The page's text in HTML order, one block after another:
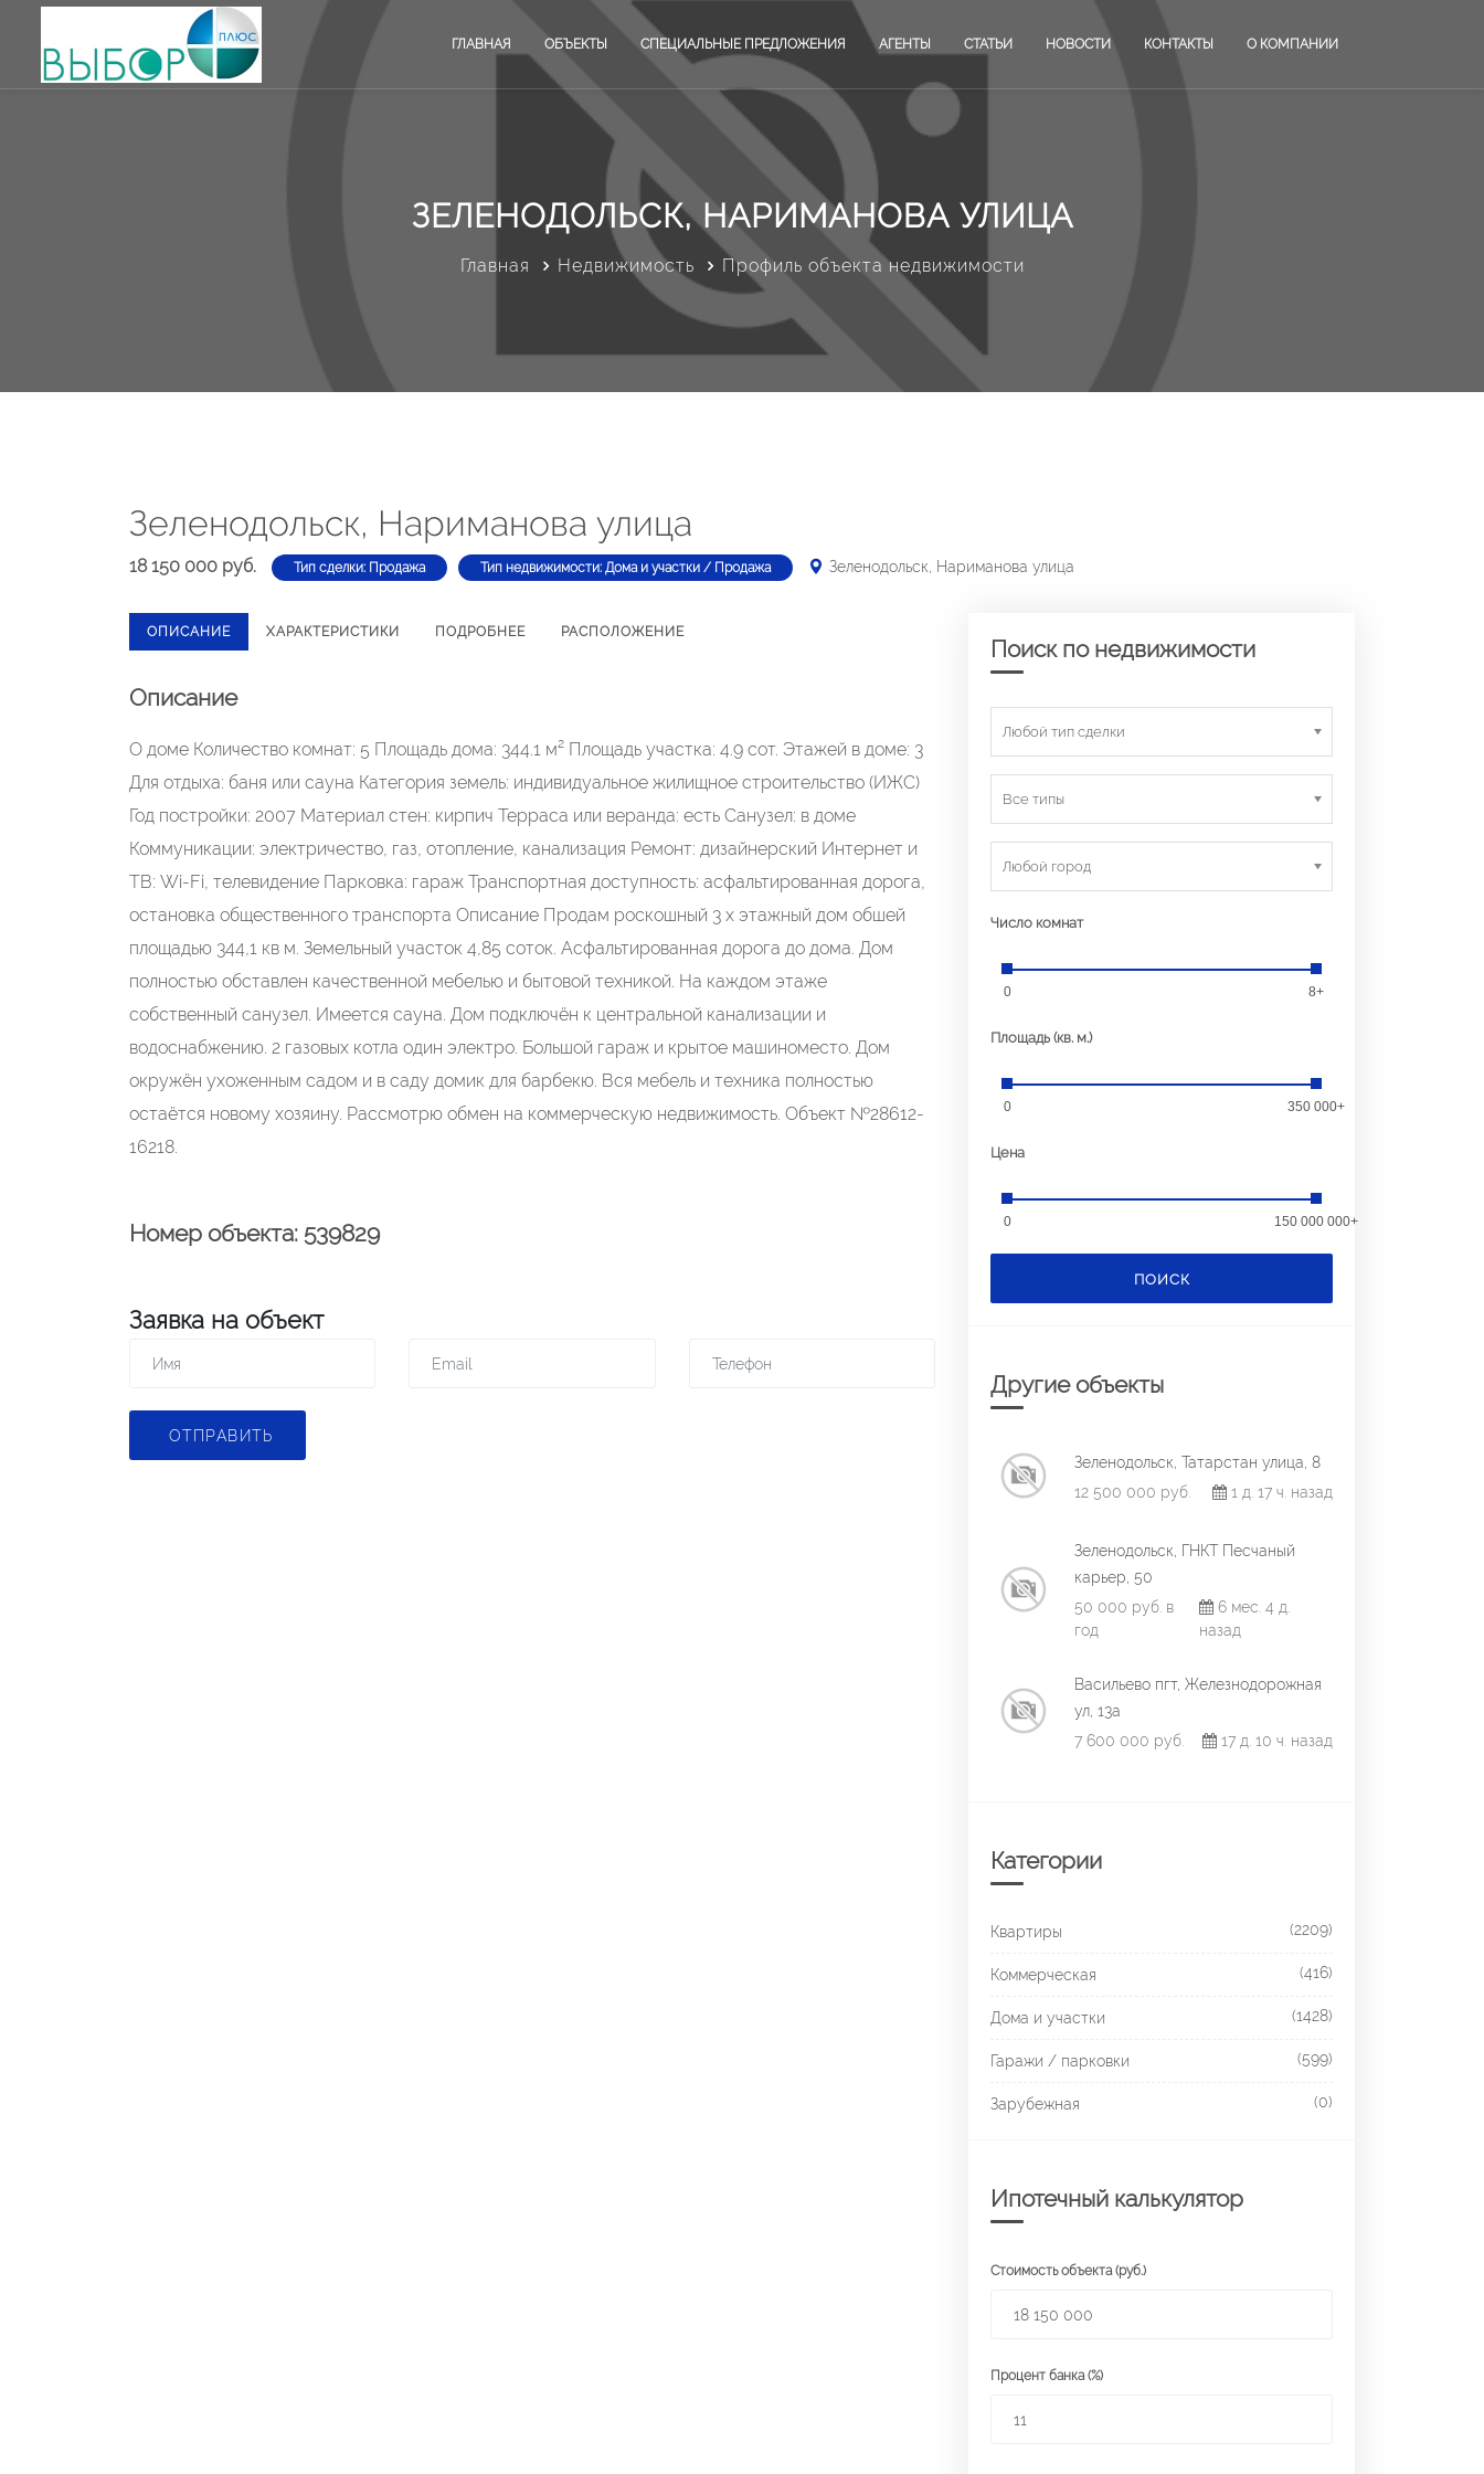
ГЛАВНАЯ ОБЪЕКТЫ СПЕЦИАЛЬНЫЕ ПРЕДЛОЖЕНИЯ АГЕНТЫ СТАТЬИ НОВОСТИ КОНТАКТЫ О КОМПАНИИ
ЗЕЛЕНОДОЛЬСК, НАРИМАНОВА УЛИЦА
Главная Недвижимость Профиль объекта недвижимости
Зеленодольск, Нариманова улица
18 150 000 руб. Тип сделки: Продажа Тип недвижимости: Дома и участки / Продажа Зеленодольск, Нариманова улица
ОПИСАНИЕ ХАРАКТЕРИСТИКИ ПОДРОБНЕЕ РАСПОЛОЖЕНИЕ
Описание
О доме Количество комнат: 5 Площадь дома: 344.1 м² Площадь участка: 4.9 сот. Этажей в доме: 3
Для отдыха: баня или сауна Категория земель: индивидуальное жилищное строительство (ИЖС)
Год постройки: 2007 Материал стен: кирпич Терраса или веранда: есть Санузел: в доме
Коммуникации: электричество, газ, отопление, канализация Ремонт: дизайнерский Интернет и
ТВ: Wi-Fi, телевидение Парковка: гараж Транспортная доступность: асфальтированная дорога,
остановка общественного транспорта Описание Продам роскошный 3 х этажный дом обшей
площадью 344,1 кв м. Земельный участок 4,85 соток. Асфальтированная дорога до дома. Дом
полностью обставлен качественной мебелью и бытовой техникой. На каждом этаже
собственный санузел. Имеется сауна. Дом подключён к центральной канализации и
водоснабжению. 2 газовых котла один электро. Большой гараж и крытое машиноместо. Дом
окружён ухоженным садом и в саду домик для барбекю. Вся мебель и техника полностью
остаётся новому хозяину. Рассмотрю обмен на коммерческую недвижимость. Объект №28612-
16218.
Номер объекта: 539829
Заявка на объект
ОТПРАВИТЬ
Поиск по недвижимости
Любой тип сделки
Все типы
Любой город
Число комнат
0 8+
Площадь (кв. м.)
0 350 000+
Цена
0 150 000 000+
ПОИСК
Другие объекты
Зеленодольск, Татарстан улица, 8
12 500 000 руб.
1 д. 17 ч. назад
Зеленодольск, ГНКТ Песчаный
карьер, 50
50 000 руб. в
год
6 мес. 4 д.
назад
Васильево пгт, Железнодорожная
ул, 13а
7 600 000 руб.
17 д. 10 ч. назад
Категории
Квартиры (2209)
Коммерческая (416)
Дома и участки (1428)
Гаражи / парковки (599)
Зарубежная (0)
Ипотечный калькулятор
Стоимость объекта (руб.)
Процент банка (%)